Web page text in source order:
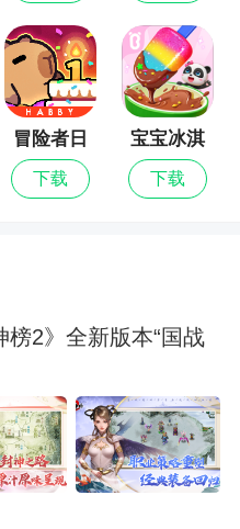
冒险者日
记
下载
宝宝冰淇
淋工厂最
新版
下载
2》全新版本“国战